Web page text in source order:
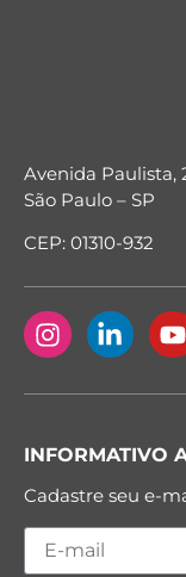
Avenida Paulista,
São Paulo – SP
CEP: 01310-932
INFORMATIVO
Cadastre seu e-